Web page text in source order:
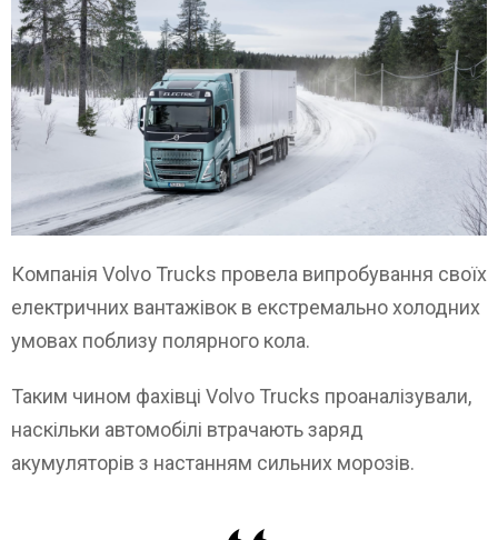
Компанія Volvo Trucks провела випробування своїх
електричних вантажівок в екстремально холодних
умовах поблизу полярного кола.
Таким чином фахівці Volvo Trucks проаналізували,
наскільки автомобілі втрачають заряд
акумуляторів з настанням сильних морозів.